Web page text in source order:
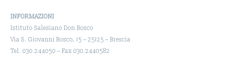
INFORMAZIONI
Istituto Salesiano Don Bosco
Via S. Giovanni Bosco, 15 – 25125 – Brescia
Tel. 030.244050 – Fax 030.2440582